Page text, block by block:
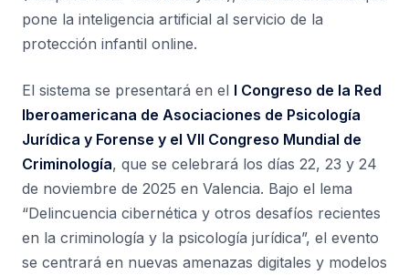
pone la inteligencia artificial al servicio de la
protección infantil online.
El sistema se presentará en el I Congreso de la Red
Iberoamericana de Asociaciones de Psicología
Jurídica y Forense y el VII Congreso Mundial de
Criminología, que se celebrará los días 22, 23 y 24
de noviembre de 2025 en Valencia. Bajo el lema
“Delincuencia cibernética y otros desafíos recientes
en la criminología y la psicología jurídica”, el evento
se centrará en nuevas amenazas digitales y modelos